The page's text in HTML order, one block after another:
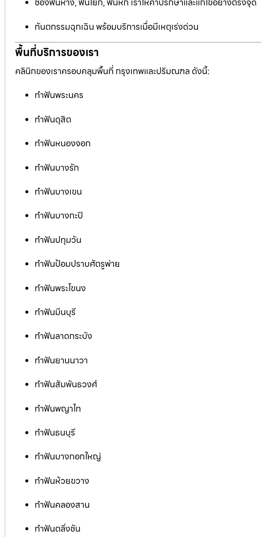
ทันตกรรมฉุกเฉิน พร้อมบริการเมื่อมีเหตุเร่งด่วน
พื้นที่บริการของเรา
คลินิกของเราครอบคลุมพื้นที่ กรุงเทพและปริมณฑล ดังนี้:
ทำฟันพระนคร
ทำฟันดุสิต
ทำฟันหนองจอก
ทำฟันบางรัก
ทำฟันบางเขน
ทำฟันบางกะปิ
ทำฟันปทุมวัน
ทำฟันป้อมปราบศัตรูพ่าย
ทำฟันพระโขนง
ทำฟันมีนบุรี
ทำฟันลาดกระบัง
ทำฟันยานนาวา
ทำฟันสัมพันธวงศ์
ทำฟันพญาไท
ทำฟันธนบุรี
ทำฟันบางกอกใหญ่
ทำฟันห้วยขวาง
ทำฟันคลองสาน
ทำฟันตลิ่งชัน